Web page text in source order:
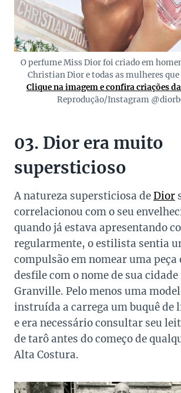
O perfume Miss Dior foi criado em
Christian Dior e todas as mulheres
Clique na imagem e confira criações
Reprodução/Instagram
03. Dior era muito
supersticioso
A natureza supersticiosa deDior
correlacionou com o seu
quando já estava apresentando
regularmente, o estilista sentia
compulsão em nomear uma peça
desfile com o nome de sua
Granville. Pelo menos uma
instruída a carrega um buquê de
e era necessário consultar seu
de tarô antes do começo de
Alta Costura.